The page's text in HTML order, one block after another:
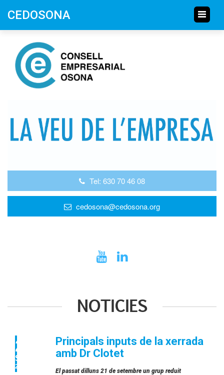
Tel: 630 70 46 08
cedosona@cedosona.org
CEDOSONA
NOTICIES
21
SET
2020
Principals inputs de la xerrada
amb Dr Clotet
El passat dilluns 21 de setembre un grup reduit